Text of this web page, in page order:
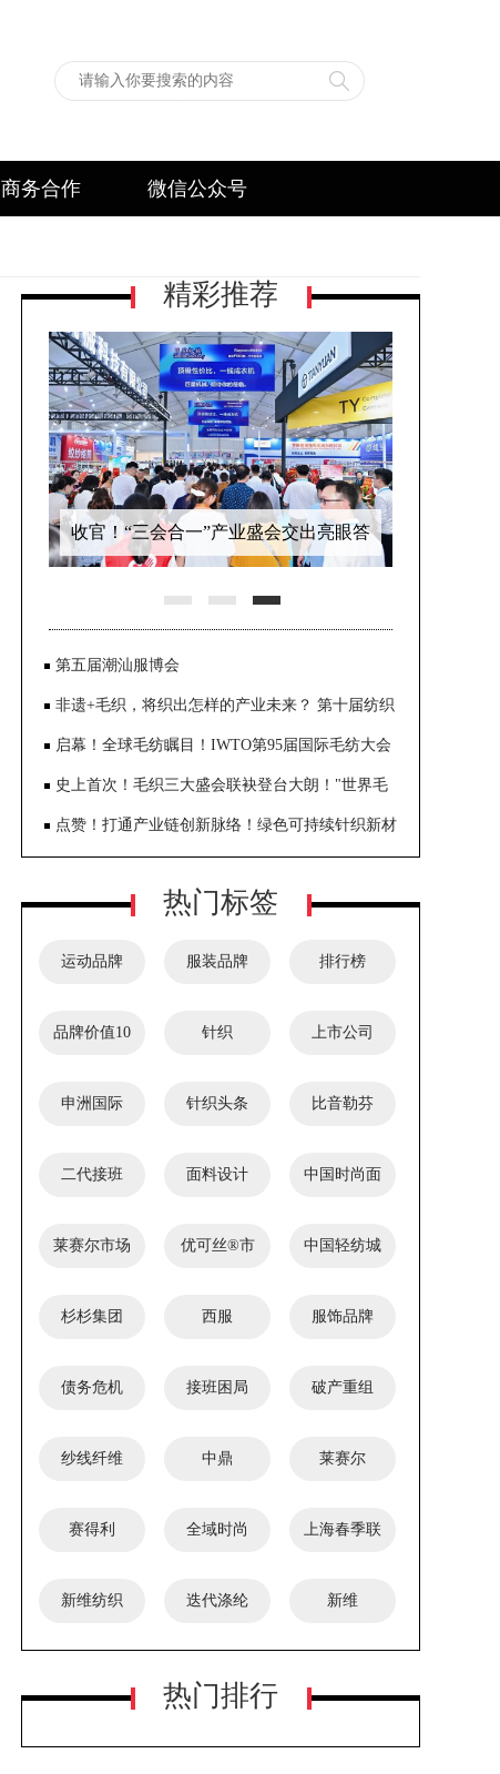
商务合作 微信公众号
精彩推荐
收官！“三会合一”产业盛会交出亮眼答
群
第五届潮汕服博会
非遗+毛织，将织出怎样的产业未来？ 第十届纺织
非物质文化遗产大会在东莞大朗启幕
启幕！全球毛纺瞩目！IWTO第95届国际毛纺大会
齐聚大朗共探全球产业合作之路
史上首次！毛织三大盛会联袂登台大朗！"世界毛
织之都"奏响产业发展强音
点赞！打通产业链创新脉络！绿色可持续针织新材
热门标签
运动品牌 服装品牌 排行榜
品牌价值10 针织 上市公司
申洲国际 针织头条 比音勒芬
二代接班 面料设计 中国时尚面
莱赛尔市场
优可丝®市 中国轻纺城
杉杉集团 西服 服饰品牌
债务危机 接班困局 破产重组
纱线纤维 中鼎 莱赛尔
赛得利 全域时尚 上海春季联
新维纺织
迭代涤纶 新维
热门排行